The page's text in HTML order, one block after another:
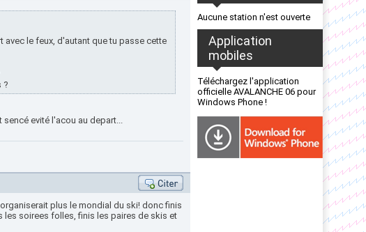
avec le feux, d'autant que tu passe cette
?
evité l'acou au depart...
plus le mondial du ski! donc finis
les soirees folles, finis les paires de skis et
Aucune station n'est ouverte
Application
mobiles
Téléchargez l'application
officielle AVALANCHE 06 pour
Windows Phone !